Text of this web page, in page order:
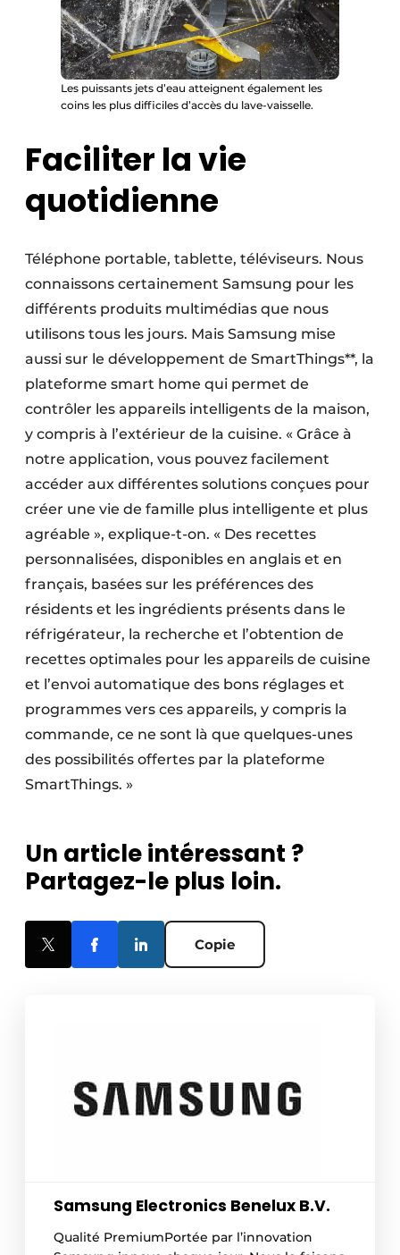
Les puissants jets d’eau atteignent également les
coins les plus difficiles d’accès du lave-vaisselle.
Faciliter la vie
quotidienne
Téléphone portable, tablette, téléviseurs. Nous
connaissons certainement Samsung pour les
différents produits multimédias que nous
utilisons tous les jours. Mais Samsung mise
aussi sur le développement de SmartThings**, la
plateforme smart home qui permet de
contrôler les appareils intelligents de la maison,
y compris à l’extérieur de la cuisine. « Grâce à
notre application, vous pouvez facilement
accéder aux différentes solutions conçues pour
créer une vie de famille plus intelligente et plus
agréable », explique-t-on. « Des recettes
personnalisées, disponibles en anglais et en
français, basées sur les préférences des
résidents et les ingrédients présents dans le
réfrigérateur, la recherche et l’obtention de
recettes optimales pour les appareils de cuisine
et l’envoi automatique des bons réglages et
programmes vers ces appareils, y compris la
commande, ce ne sont là que quelques-unes
des possibilités offertes par la plateforme
SmartThings. »
Un article intéressant ?
Partagez-le plus loin.
Copie
Samsung Electronics Benelux B.V.
Qualité PremiumPortée par l’innovation